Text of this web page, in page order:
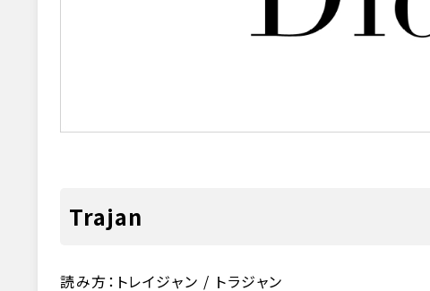
Trajan
読み方：トレイジャン / トラジャン